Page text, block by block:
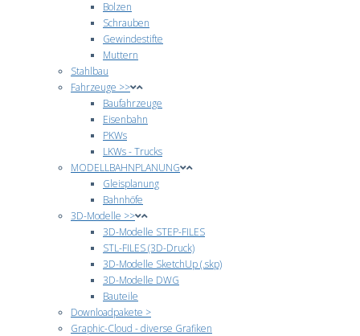
Bolzen
Schrauben
Gewindestifte
Muttern
Stahlbau
Fahrzeuge >>
Baufahrzeuge
Eisenbahn
PKWs
LKWs - Trucks
MODELLBAHNPLANUNG
Gleisplanung
Bahnhöfe
3D-Modelle >>
3D-Modelle STEP-FILES
STL-FILES (3D-Druck)
3D-Modelle SketchUp (.skp)
3D-Modelle DWG
Bauteile
Downloadpakete >
Graphic-Cloud - diverse Grafiken